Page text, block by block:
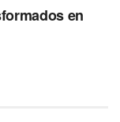
en